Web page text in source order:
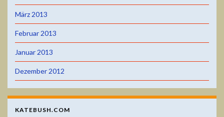
März 2013
Februar 2013
Januar 2013
Dezember 2012
KATEBUSH.COM